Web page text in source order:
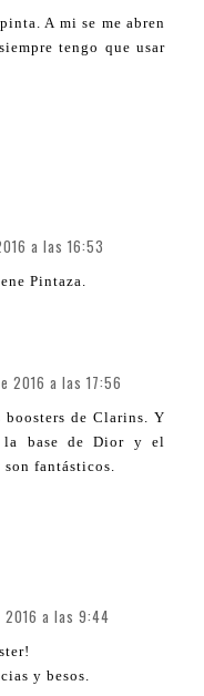
A mi se me abren
tengo que usar
a las 16:53
Pintaza.
2016 a las 17:56
de Clarins. Y
la base de Dior y el
fantásticos.
2016 a las 9:44
y besos.